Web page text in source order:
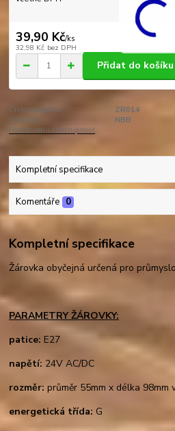
39,90 Kč/ks
32,98 Kč bez DPH
Přidat do košíku
Číslo produktu:
ZR014
Výrobce:
NBB
Hlídat cenu / dostupnost
Kompletní specifikace
Komentáře 0
Kompletní specifikace
Žárovka obyčejná určená pro
PARAMETRY ŽÁROVKY:
patice: E27
napětí: 24V AC/DC
rozměr: průměr 55mm x délka 98mm
energetická třída: G